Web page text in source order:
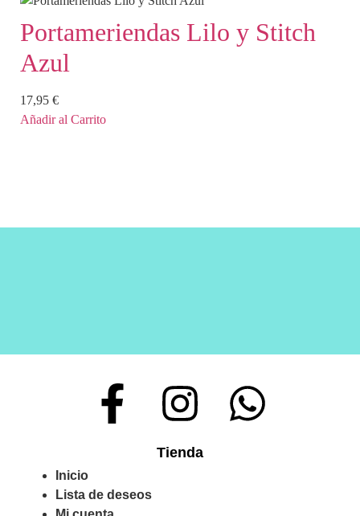
Portameriendas Lilo y Stitch
Azul
17,95 €
Añadir al Carrito
Tienda
Inicio
Lista de deseos